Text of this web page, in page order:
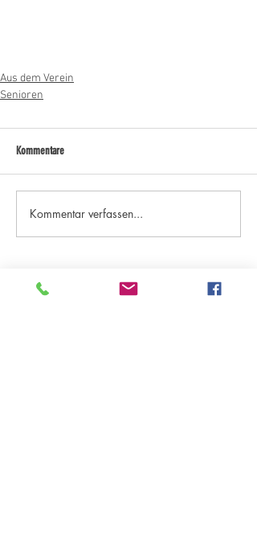
Aus dem Verein
Senioren
Kommentare
Kommentar verfassen...
Kategorien "Aktuelles"